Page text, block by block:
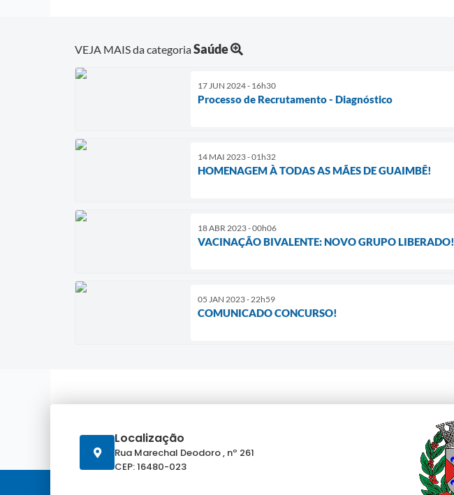
VEJA MAIS da categoriaSaúde
17 JUN 2024 - 16h30
Processo de Recrutamento - Diagnóstico
14 MAI 2023 - 01h32
HOMENAGEM À TODAS AS MÃES DE GUAIMBÊ!
18 ABR 2023 - 00h06
VACINAÇÃO BIVALENTE: NOVO GRUPO LIBERADO!
05 JAN 2023 - 22h59
COMUNICADO CONCURSO!
Localização
Rua Marechal Deodoro , nº 261
CEP: 16480-023